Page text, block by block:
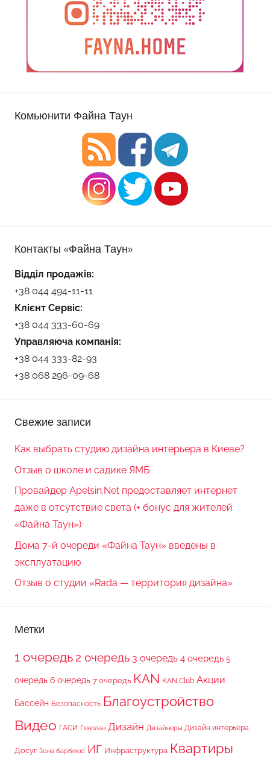
Комьюнити Файна Таун
Контакты «Файна Таун»
Відділ продажів:
+38 044 494-11-11
Клієнт Сервіс:
+38 044 333-60-69
Управляюча компанія:
+38 044 333-82-93
+38 068 296-09-68
Свежие записи
Как выбрать студию дизайна интерьера в Киеве?
Отзыв о школе и садике ЯМБ
Провайдер Apelsin.Net предоставляет интернет
даже в отсутствие света (+ бонус для жителей
«Файна Таун»)
Дома 7-й очереди «Файна Таун» введены в
эксплуатацию
Отзыв о студии «Rada — территория дизайна»
Метки
1 очередь2 очередь 3 очередь 4 очередь 5
очередь 6 очередь 7 очередь KAN KAN Club Акции
Бассейн Безопасность Благоустройство
Видео ГАСИ Генплан Дизайн Дизайнеры Дизайн интерьера
Досуг Зона барбекю ИГ Инфраструктура Квартиры